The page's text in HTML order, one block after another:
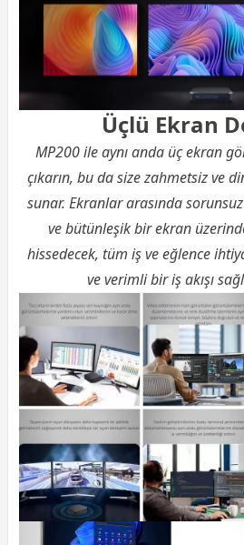
Üçlü Ekran
MP200 ile aynı anda üç ekran
çıkarın, bu da size zahmetsiz ve
sunar. Ekranlar arasında
ve bütünleşik bir ekran
hissedecek, tüm iş ve eğlence
ve verimli bir iş akışı